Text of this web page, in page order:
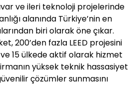
ve ileri teknoloji projelerinde
alanında Türkiye’nin en
biri olarak öne çıkar.
200’den fazla LEED projesini
15 ülkede aktif olarak hizmet
yüksek teknik hassasiyet
çözümler sunmasını